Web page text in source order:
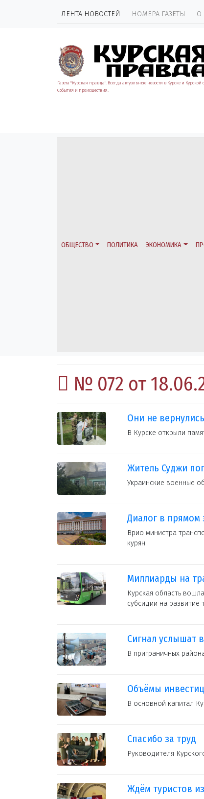
ЛЕНТА НОВОСТЕЙ НОМЕРА ГАЗЕТЫ О
Газета "Курская правда". Всегда актуальные новости в Курске и Курской
События и происшествия.
ОБЩЕСТВО ПОЛИТИКА ЭКОНОМИКА
№ 072 от
Они не
В Курске открыли
Житель Суджи
Украинские военные
Диалог в прямом
Врио министра
курян
Миллиарды на
Курская область
субсидии на развитие
Сигнал услышат
В приграничных
Объёмы
В основной капитал
Спасибо за труд
Руководителя
Ждём туристов